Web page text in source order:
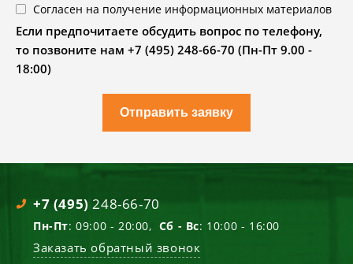
Согласен на получение информационных материалов
Если предпочитаете обсудить вопрос по телефону,
то позвоните нам +7 (495) 248-66-70 (Пн-Пт 9.00 -
18:00)
Отправить заявку
+7 (495) 248-66-70
Пн-Пт: 09:00 - 20:00, Сб - Вс: 10:00 - 16:00
Заказать обратный звонок